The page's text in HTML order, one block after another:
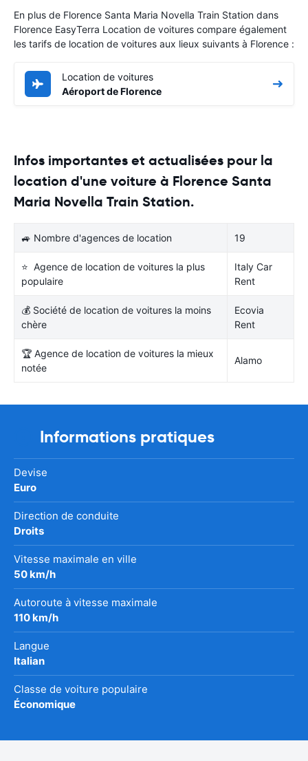
En plus de Florence Santa Maria Novella Train Station dans
Florence EasyTerra Location de voitures compare également
les tarifs de location de voitures aux lieux suivants à Florence :
Location de voitures
Aéroport de Florence
Infos importantes et actualisées pour la
location d'une voiture à Florence Santa
Maria Novella Train Station.
🚙 Nombre d'agences de location 19
⭐ Agence de location de voitures la plus
populaire
Italy Car
Rent
💰 Société de location de voitures la moins
chère
Ecovia
Rent
🏆 Agence de location de voitures la mieux
notée
Alamo
Informations pratiques
Devise
Euro
Direction de conduite
Droits
Vitesse maximale en ville
50 km/h
Autoroute à vitesse maximale
110 km/h
Langue
Italian
Classe de voiture populaire
Économique